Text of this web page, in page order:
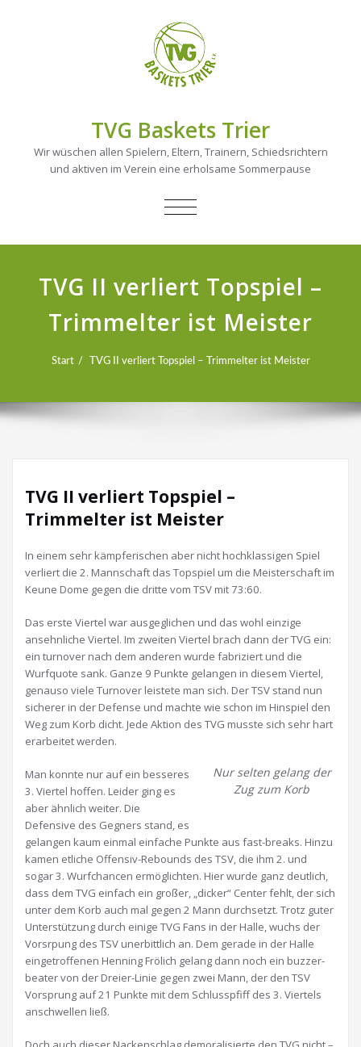
TVG Baskets Trier
Wir wüschen allen Spielern, Eltern, Trainern, Schiedsrichtern
und aktiven im Verein eine erholsame Sommerpause
NAVIGATION
TVG II verliert Topspiel –
Trimmelter ist Meister
Start TVG II verliert Topspiel – Trimmelter ist Meister
TVG II verliert Topspiel –
Trimmelter ist Meister
In einem sehr kämpferischen aber nicht hochklassigen Spiel
verliert die 2. Mannschaft das Topspiel um die Meisterschaft im
Keune Dome gegen die dritte vom TSV mit 73:60.
Das erste Viertel war ausgeglichen und das wohl einzige
ansehnliche Viertel. Im zweiten Viertel brach dann der TVG ein:
ein turnover nach dem anderen wurde fabriziert und die
Wurfquote sank. Ganze 9 Punkte gelangen in diesem Viertel,
genauso viele Turnover leistete man sich. Der TSV stand nun
sicherer in der Defense und machte wie schon im Hinspiel den
Weg zum Korb dicht. Jede Aktion des TVG musste sich sehr hart
erarbeitet werden.
Nur selten gelang der
Zug zum Korb
Man konnte nur auf ein besseres
3. Viertel hoffen. Leider ging es
aber ähnlich weiter. Die
Defensive des Gegners stand, es
gelangen kaum einmal einfache Punkte aus fast-breaks. Hinzu
kamen etliche Offensiv-Rebounds des TSV, die ihm 2. und
sogar 3. Wurfchancen ermöglichten. Hier wurde ganz deutlich,
dass dem TVG einfach ein großer, „dicker“ Center fehlt, der sich
unter dem Korb auch mal gegen 2 Mann durchsetzt. Trotz guter
Unterstützung durch einige TVG Fans in der Halle, wuchs der
Vorsrpung des TSV unerbittlich an. Dem gerade in der Halle
eingetroffenen Henning Frölich gelang dann noch ein buzzer-
beater von der Dreier-Linie gegen zwei Mann, der den TSV
Vorsprung auf 21 Punkte mit dem Schlusspfiff des 3. Viertels
anschwellen ließ.